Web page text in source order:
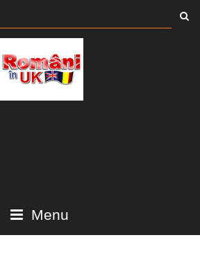
Menu